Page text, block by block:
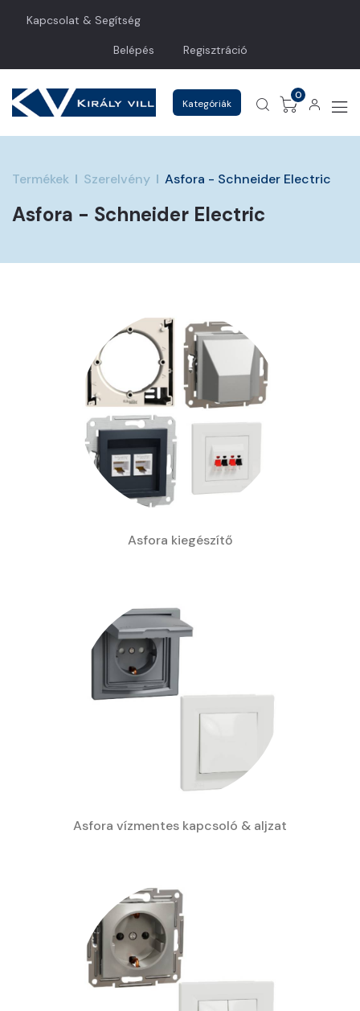
Kapcsolat & Segítség
Belépés Regisztráció
Kategóriák
0
Termékek Szerelvény Asfora - Schneider Electric
Asfora - Schneider Electric
Asfora kiegészítő
Asfora vízmentes kapcsoló & aljzat